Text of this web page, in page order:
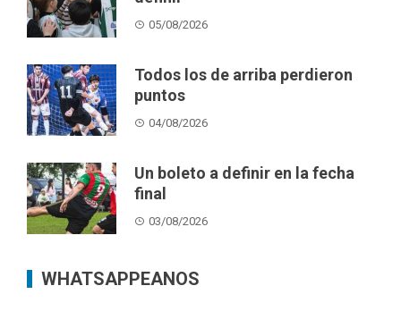
05/08/2026
Todos los de arriba perdieron
puntos
04/08/2026
Un boleto a definir en la fecha
final
03/08/2026
WHATSAPPEANOS